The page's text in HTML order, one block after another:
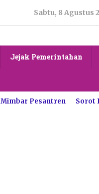
Sabtu, 8 Agustus
Jejak Pemerintahan
Mimbar Pesantren Sorot